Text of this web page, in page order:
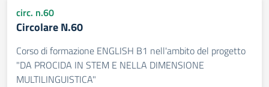
circ. n.60
Circolare N.60
Corso di formazione ENGLISH B1 nell'ambito del progetto
"DA PROCIDA IN STEM E NELLA DIMENSIONE
MULTILINGUISTICA"